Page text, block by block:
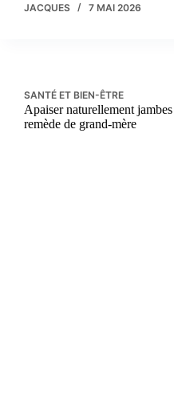
JACQUES 7 MAI 2026
SANTÉ ET BIEN-ÊTRE
Apaiser naturellement
remède de grand-mère